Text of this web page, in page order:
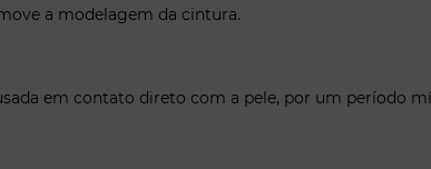
a modelagem da cintura.
em contato direto com a pele, por um período